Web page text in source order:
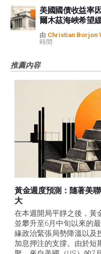
美國國債收益率
爾木茲海峽希望
由 Christian Borjon
時間
推薦內容
黃金週度預測：隨著美
大
在本週開局平靜之後，黃
並攀升至6月中旬以來的
緣政治緊張局勢降溫以及
加息押注的支撐。由於短